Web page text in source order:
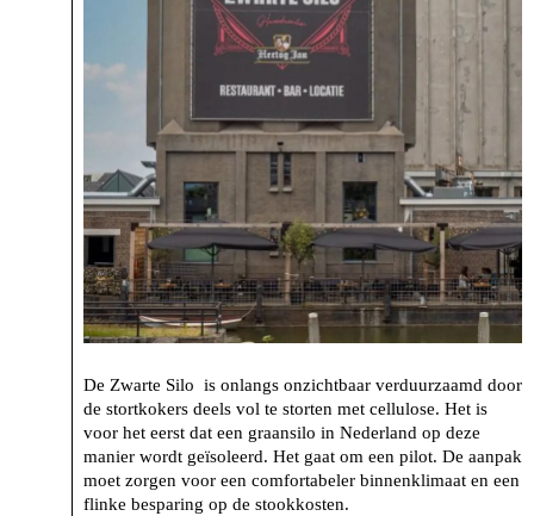
De Zwarte Silo is onlangs onzichtbaar verduurzaamd door
de stortkokers deels vol te storten met cellulose. Het is
voor het eerst dat een graansilo in Nederland op deze
manier wordt geïsoleerd. Het gaat om een pilot. De aanpak
moet zorgen voor een comfortabeler binnenklimaat en een
flinke besparing op de stookkosten.